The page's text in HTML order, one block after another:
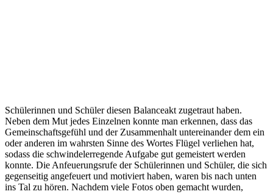
Schülerinnen und Schüler diesen Balanceakt zugetraut haben.
Neben dem Mut jedes Einzelnen konnte man erkennen, dass das
Gemeinschaftsgefühl und der Zusammenhalt untereinander dem ein
oder anderen im wahrsten Sinne des Wortes Flügel verliehen hat,
sodass die schwindelerregende Aufgabe gut gemeistert werden
konnte. Die Anfeuerungsrufe der Schülerinnen und Schüler, die sich
gegenseitig angefeuert und motiviert haben, waren bis nach unten
ins Tal zu hören. Nachdem viele Fotos oben gemacht wurden,